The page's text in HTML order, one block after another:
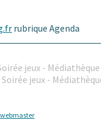
rubrique Agenda
jeux - Médiathèque
Soirée jeux -